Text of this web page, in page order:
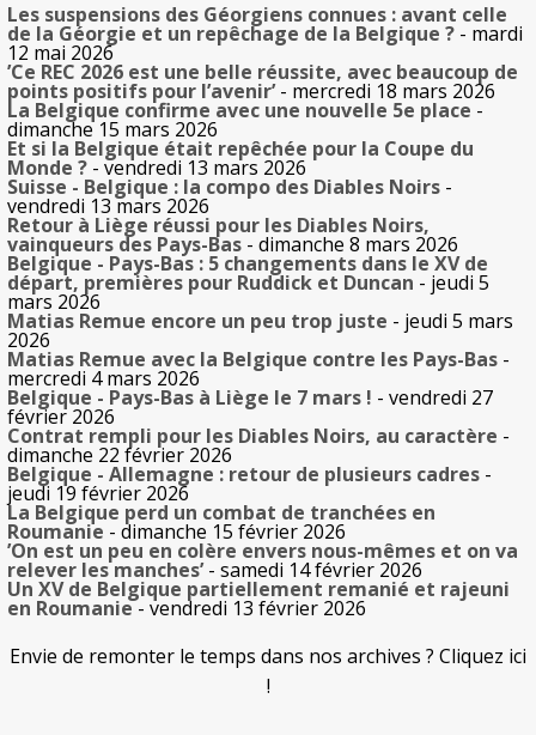
Les suspensions des Géorgiens connues : avant celle
de la Géorgie et un repêchage de la Belgique ? - mardi
12 mai 2026
’Ce REC 2026 est une belle réussite, avec beaucoup de
points positifs pour l’avenir’- mercredi 18 mars 2026
La Belgique confirme avec une nouvelle 5e place -
dimanche 15 mars 2026
Et si la Belgique était repêchée pour la Coupe du
Monde ? - vendredi 13 mars 2026
Suisse - Belgique : la compo des Diables Noirs -
vendredi 13 mars 2026
Retour à Liège réussi pour les Diables Noirs,
vainqueurs des Pays-Bas - dimanche 8 mars 2026
Belgique - Pays-Bas : 5 changements dans le XV de
départ, premières pour Ruddick et Duncan - jeudi 5
mars 2026
Matias Remue encore un peu trop juste - jeudi 5 mars
2026
Matias Remue avec la Belgique contre les Pays-Bas -
mercredi 4 mars 2026
Belgique - Pays-Bas à Liège le 7 mars ! - vendredi 27
février 2026
Contrat rempli pour les Diables Noirs, au caractère -
dimanche 22 février 2026
Belgique - Allemagne : retour de plusieurs cadres -
jeudi 19 février 2026
La Belgique perd un combat de tranchées en
Roumanie - dimanche 15 février 2026
’On est un peu en colère envers nous-mêmes et on va
relever les manches’- samedi 14 février 2026
Un XV de Belgique partiellement remanié et rajeuni
en Roumanie- vendredi 13 février 2026
Envie de remonter le temps dans nos archives ? Cliquez ici
!